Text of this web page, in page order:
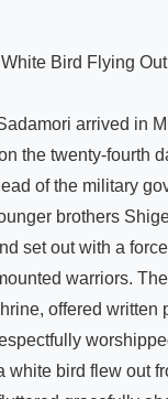
arrived in
the twenty-fourth
of the military
brothers
set out with a
warriors.
offered written
white bird flew out